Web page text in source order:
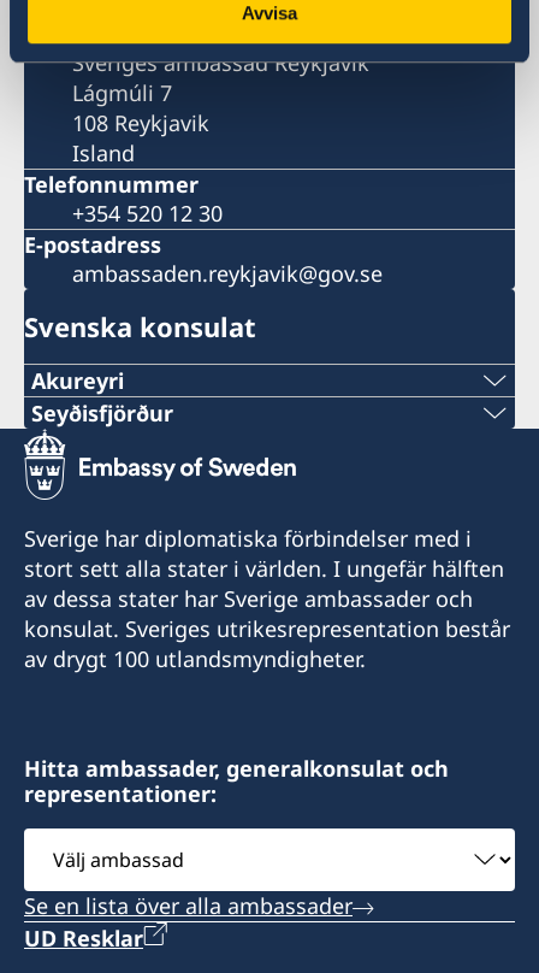
Avvisa
Postadress
Sveriges ambassad Reykjavik
Lágmúli 7
108 Reykjavik
Island
Telefonnummer
+354 520 12 30
E-postadress
ambassaden.reykjavik@gov.se
Svenska konsulat
Akureyri
Sveriges honorärkonsulat Akureyri
Honorärkonsul Eva Halapi
Tel. +354 891 87 77
E-post: eva.halapi@gmail.com
Munkaþverárstræti 3
600 Akureyri
Island
Seyðisfjörður
Sveriges honorärkonsulat Seyðisfjörður
Honorärkonsul Hanna Christel Sigurkarlsdóttir
Tel. +354 847 7207
E-post: hannachristel@gmail.com
Fossgata 4
710 Seyðisfjörður
Sverige har diplomatiska förbindelser med i
stort sett alla stater i världen. I ungefär hälften
av dessa stater har Sverige ambassader och
konsulat. Sveriges utrikesrepresentation består
av drygt 100 utlandsmyndigheter.
Hitta ambassader, generalkonsulat och
representationer:
Välj
ambassad
Se en lista över alla ambassader
UD Resklar